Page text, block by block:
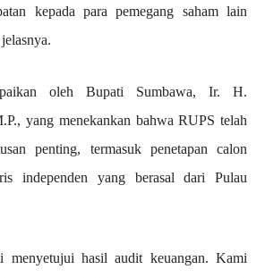
kepada para pemegang saham lain
oleh Bupati Sumbawa, Ir. H.
yang menekankan bahwa RUPS telah
penting, termasuk penetapan calon
independen yang berasal dari Pulau
menyetujui hasil audit keuangan. Kami